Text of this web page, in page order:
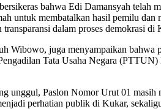
bahwa Edi Damansyah telah
untuk membatalkan hasil pemilu
dalam proses demokrasi di
Wibowo, juga menyampaikan bahwa
Tata Usaha Negara
unggul, Paslon Nomor Urut 01
perhatian publik di Kukar,